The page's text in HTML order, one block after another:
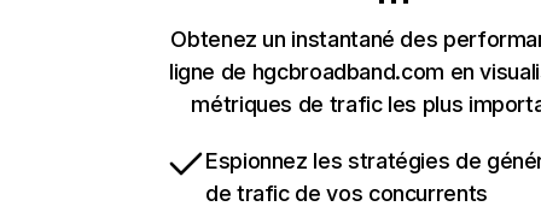
Obtenez un instantané des
ligne de hgcbroadband.com en
métriques de trafic les plus
Espionnez les stratégies de
de trafic de vos concurrents